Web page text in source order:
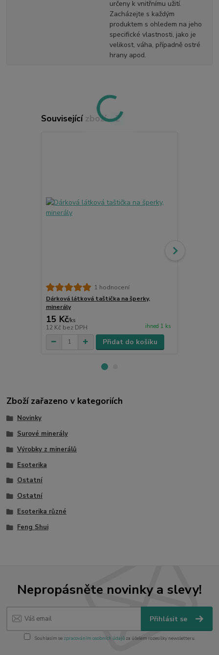
určeny k vnitřnímu užití.
Zacházejte s každým
produktem s ohledem na jeho
specifické vlastnosti, jako je
velikost, váha, případně ostré
hrany apod.
Související zboží 2
1 hodnocení
Dárková látková taštička na šperky,
minerály
15 Kč/ks
12 Kč bez DPH ihned 1 ks
Přidat do košíku
Zboží zařazeno v kategoriích
Novinky
Surové minerály
Výrobky z minerálů
Esoterika
Ostatní
Ostatní
Esoterika různé
Feng Shui
Nepropásněte novinky a slevy!
Přihlásit se
Souhlasím se zpracováním osobních údajůza účelem rozesílky newsletteru.